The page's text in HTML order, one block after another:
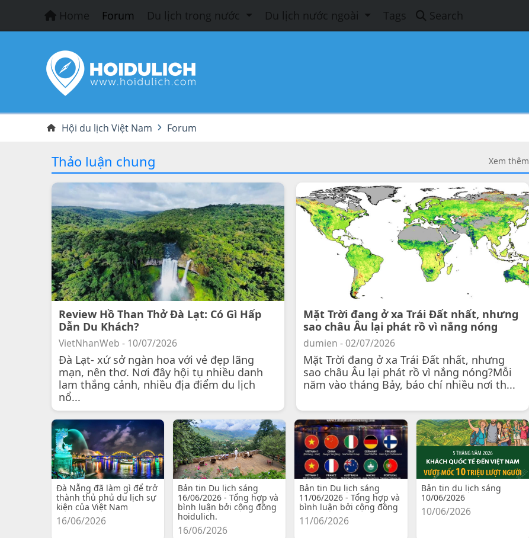
Home Forum Du lịch trong nước Du lịch nước ngoài Tags Search
Hội du lịch Việt Nam Forum
Thảo luận chung Xem thêm
Review Hồ Than Thở Đà Lạt: Có Gì Hấp
Dẫn Du Khách?
VietNhanWeb - 10/07/2026
Đà Lạt- xứ sở ngàn hoa với vẻ đẹp lãng
mạn, nên thơ. Nơi đây hội tụ nhiều danh
lam thắng cảnh, nhiều địa điểm du lịch
nổ...
Mặt Trời đang ở xa Trái Đất nhất, nhưng
sao châu Âu lại phát rồ vì nắng nóng
dumien - 02/07/2026
Mặt Trời đang ở xa Trái Đất nhất, nhưng
sao châu Âu lại phát rồ vì nắng nóng?Mỗi
năm vào tháng Bảy, báo chí nhiều nơi th...
Đà Nẵng đã làm gì để trở
thành thủ phủ du lịch sự
kiện của Việt Nam
16/06/2026
Bản tin Du lịch sáng
16/06/2026 - Tổng hợp và
bình luận bởi cộng đồng
hoidulich.
16/06/2026
Bản tin Du lịch sáng
11/06/2026 - Tổng hợp và
bình luận bởi cộng đồng
11/06/2026
Bản tin du lịch sáng
10/06/2026
10/06/2026